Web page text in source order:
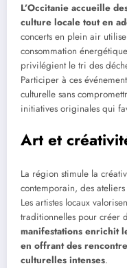
L’Occitanie accueille
culture locale tout en
concerts en plein air
consommation
privilégient le tri des
Participer à ces
culturelle sans
initiatives originales qui
Art et
La région stimule la
contemporain, des
Les artistes locaux
traditionnelles pour créer
manifestations enrichit
en offrant des
culturelles intenses.